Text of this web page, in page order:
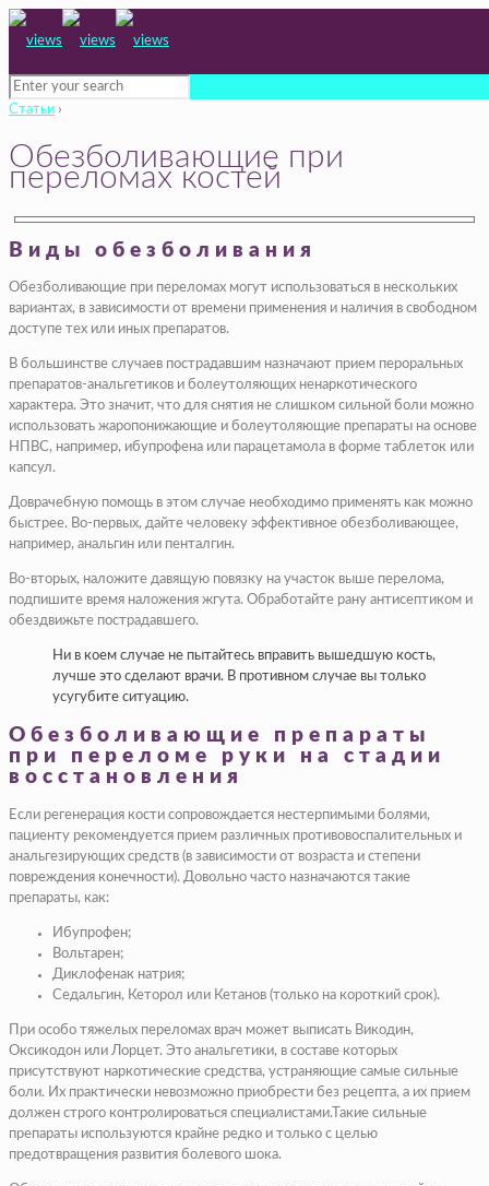
Статьи ›
Обезболивающие при
переломах костей
Виды обезболивания
Обезболивающие при переломах могут использоваться в нескольких
вариантах, в зависимости от времени применения и наличия в свободном
доступе тех или иных препаратов.
В большинстве случаев пострадавшим назначают прием пероральных
препаратов-анальгетиков и болеутоляющих ненаркотического
характера. Это значит, что для снятия не слишком сильной боли можно
использовать жаропонижающие и болеутоляющие препараты на основе
НПВС, например, ибупрофена или парацетамола в форме таблеток или
капсул.
Доврачебную помощь в этом случае необходимо применять как можно
быстрее. Во-первых, дайте человеку эффективное обезболивающее,
например, анальгин или пенталгин.
Во-вторых, наложите давящую повязку на участок выше перелома,
подпишите время наложения жгута. Обработайте рану антисептиком и
обездвижьте пострадавшего.
Ни в коем случае не пытайтесь вправить вышедшую кость,
лучше это сделают врачи. В противном случае вы только
усугубите ситуацию.
Обезболивающие препараты
при переломе руки на стадии
восстановления
Если регенерация кости сопровождается нестерпимыми болями,
пациенту рекомендуется прием различных противовоспалительных и
анальгезирующих средств (в зависимости от возраста и степени
повреждения конечности). Довольно часто назначаются такие
препараты, как:
Ибупрофен;
Вольтарен;
Диклофенак натрия;
Седальгин, Кеторол или Кетанов (только на короткий срок).
При особо тяжелых переломах врач может выписать Викодин,
Оксикодон или Лорцет. Это анальгетики, в составе которых
присутствуют наркотические средства, устраняющие самые сильные
боли. Их практически невозможно приобрести без рецепта, а их прием
должен строго контролироваться специалистами.Такие сильные
препараты используются крайне редко и только с целью
предотвращения развития болевого шока.